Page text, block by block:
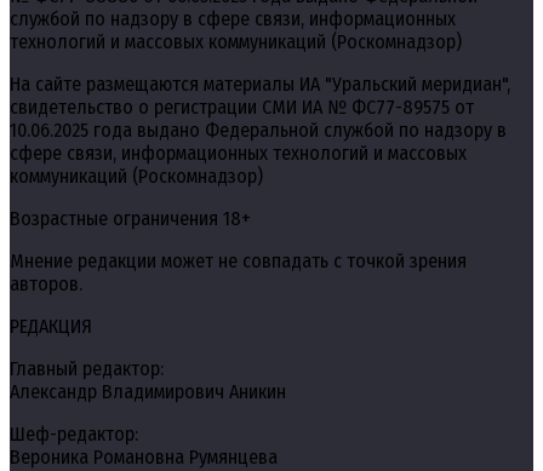
службой по надзору в сфере связи, информационных
технологий и массовых коммуникаций (Роскомнадзор)
На сайте размещаются материалы ИА "Уральский меридиан",
свидетельство о регистрации СМИ ИА № ФС77-89575 от
10.06.2025 года выдано Федеральной службой по надзору в
сфере связи, информационных технологий и массовых
коммуникаций (Роскомнадзор)
Возрастные ограничения 18+
Мнение редакции может не совпадать с точкой зрения
авторов.
РЕДАКЦИЯ
Главный редактор:
Александр Владимирович Аникин
Шеф-редактор:
Вероника Романовна Румянцева